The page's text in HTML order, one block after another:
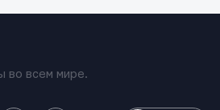
во всем мире.